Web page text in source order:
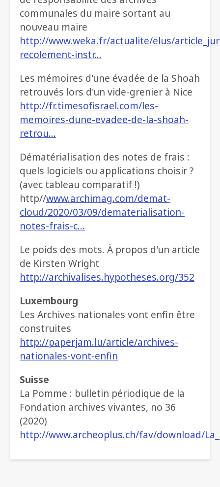
communales du maire sortant au
nouveau maire
http://www.weka.fr/actualite/elus/
recolement-instr…
Les mémoires d'une évadée de la Shoah
retrouvés lors d'un vide-grenier à Nice
http://fr.timesofisrael.com/les-
memoires-dune-evadee-de-la-shoah-
retrou…
Dématérialisation des notes de frais :
quels logiciels ou applications choisir ?
(avec tableau comparatif !)
http//www.archimag.com/demat-
cloud/2020/03/09/dematerialisation-
notes-frais-c…
Le poids des mots. À propos d'un article
de Kirsten Wright
http://archivalises.hypotheses.org/352
Luxembourg
Les Archives nationales vont enfin être
construites
http://paperjam.lu/article/archives-
nationales-vont-enfin
Suisse
La Pomme : bulletin périodique de la
Fondation archives vivantes, no 36
(2020)
http://www.archeoplus.ch/fav/download/